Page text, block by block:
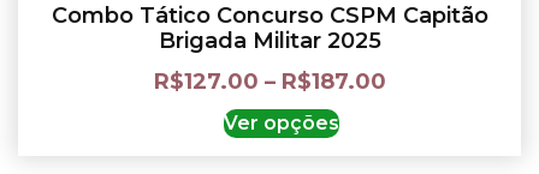
Combo Tático Concurso CSPM Capitão
Brigada Militar 2025
R$127.00 – R$187.00
Ver opções